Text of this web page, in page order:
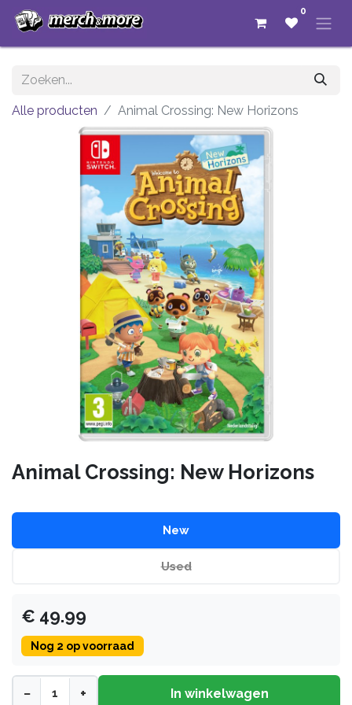
0
Alle producten Animal Crossing: New Horizons
Animal Crossing: New Horizons
New
Used
€ 49.99
Nog 2 op voorraad
− + In winkelwagen